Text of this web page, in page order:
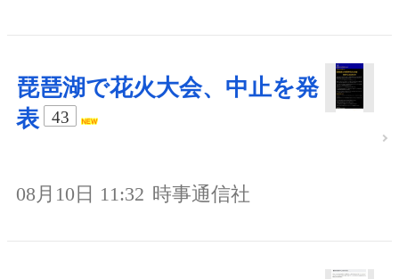
琵琶湖で花火大会、中止を発
表
43
08月10日 11:32 時事通信社